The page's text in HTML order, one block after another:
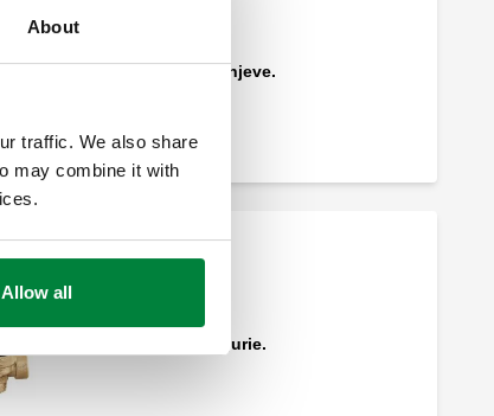
About
traffic. We also share
may combine it with
Allow all
Grumbullues i derdhjeve.
Valvul shfryrëse sigurie.